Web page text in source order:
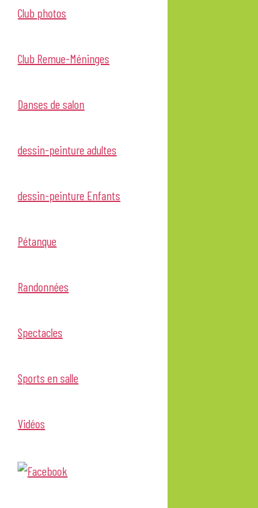
Club photos
Club Remue-Méninges
Danses de salon
dessin-peinture adultes
dessin-peinture Enfants
Pétanque
Randonnées
Spectacles
Sports en salle
Vidéos